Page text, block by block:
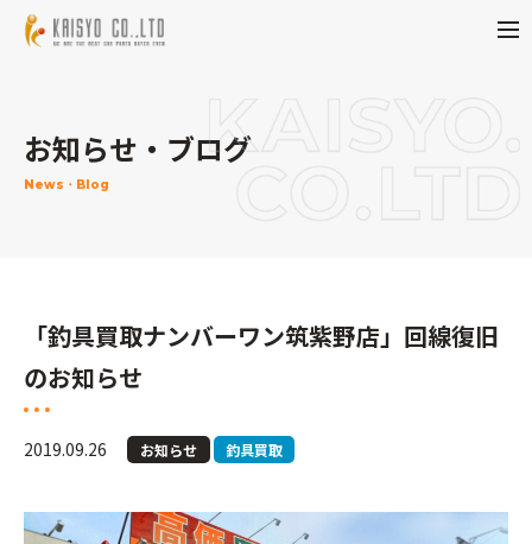
お知らせ・ブログ
News・Blog
「釣具買取ナンバーワン筑紫野店」回線復旧
のお知らせ
2019.09.26 お知らせ 釣具買取